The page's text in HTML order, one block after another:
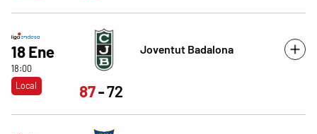
18 Ene
18:00
Local
Joventut Badalona
87 72